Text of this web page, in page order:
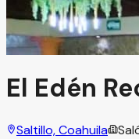
El Edén
Saltillo, Coahuila